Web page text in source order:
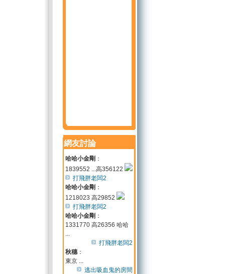
網友討論
哈哈小金剛 ：
1839552 ...高356122
打飛胖老闆2
哈哈小金剛 ：
1218023 高29852
打飛胖老闆2
哈哈小金剛 ：
1331770 高26356 哈哈
...
打飛胖老闆2
秋穗：
東京 ...
逃出吸血鬼的房間